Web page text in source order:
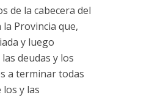
de la cabecera del
Provincia que,
y luego
deudas y los
a terminar todas
y las